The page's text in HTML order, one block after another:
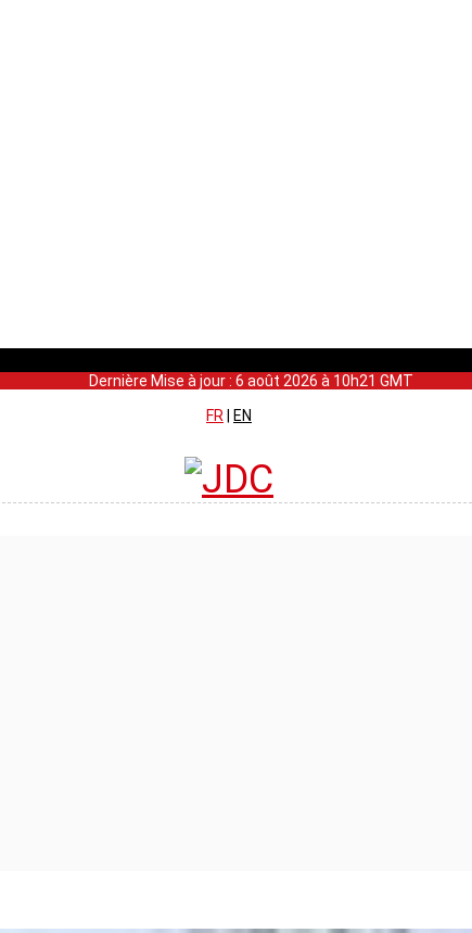
Dernière Mise à jour : 6 août 2026 à 10h21 GMT
FR
EN